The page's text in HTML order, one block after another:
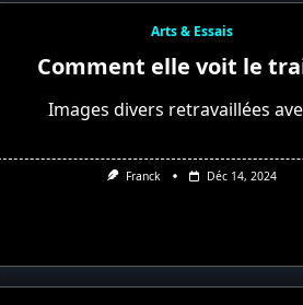
Arts & Essais
Comment elle voit le
Images divers retravaillées
Franck Déc 14, 2024